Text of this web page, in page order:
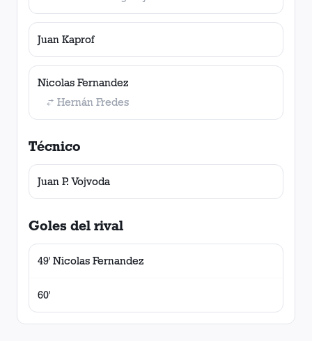
Juan Kaprof
Nicolas Fernandez
Hernán Fredes
Técnico
Juan P. Vojvoda
Goles del rival
49' Nicolas Fernandez
60'